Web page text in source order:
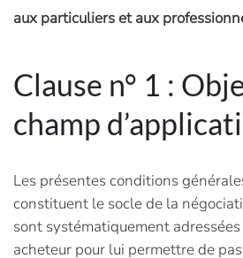
aux particuliers et aux
Clause n° 1 :
champ
Les présentes conditions
constituent le socle de la
sont systématiquement
acheteur pour lui permettre de